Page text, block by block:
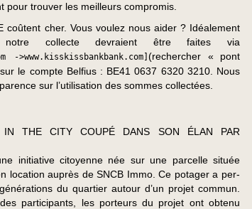
pour trouver les meilleurs compromis.
coûtent cher. Vous voulez nous aider ? Idéalement
collecte devraient être faites via
->www.kisskissbankbank.com](rechercher « pont
le compte Belfius : BE41 0637 6320 3210. Nous
sur l’utilisation des sommes collectées.
IN THE CITY COUPÉ DANS SON ÉLAN PAR
initiative citoyenne née sur une parcelle située
location auprès de SNCB Immo. Ce potager a per-
du quartier autour d’un projet commun.
participants, les porteurs du projet ont obtenu